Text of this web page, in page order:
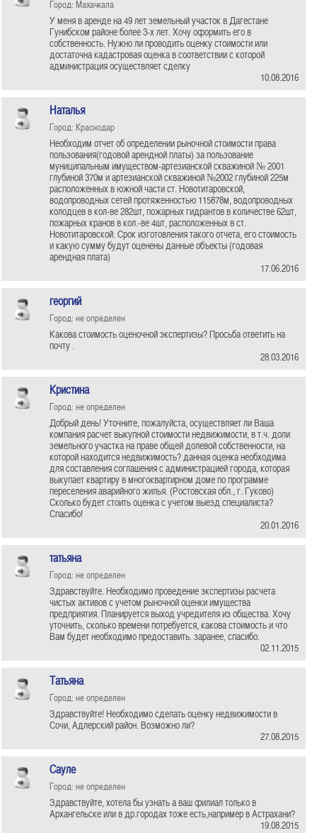
Город: Махачкала
У меня в аренде на 49 лет земельный участок в Дагестане
Гунибском районе более 3-х лет. Хочу оформить его в
собственность. Нужно ли проводить оценку стоимости или
достаточна кадастровая оценка в соответствии с которой
администрация осуществляет сделку
10.08.2016
Наталья
Город: Краснодар
Необходим отчет об определении рыночной стоимости права
пользования(годовой арендной платы) за пользование
муниципальным имуществом-артезианской скважиной № 2001
глубиной 370м и артезианской скважиной №2002 глубиной 225м
расположенных в южной части ст. Новотитаровской,
водопроводных сетей протяженностью 115878м, водопроводных
колодцев в кол-ве 282шт, пожарных гидрантов в количестве 62шт,
пожарных кранов в кол.-ве 4шт, расположенных в ст.
Новотитаровской. Срок изготовления такого отчета, его стоимость
и какую сумму будут оценены данные объекты (годовая
арендная плата)
17.06.2016
георгий
Город: не определен
Какова стоимость оценочной экспертизы? Просьба ответить на
почту .
28.03.2016
Кристина
Город: не определен
Добрый день! Уточните, пожалуйста, осуществляет ли Ваша
компания расчет выкупной стоимости недвижимости, в т.ч. доли
земельного участка на праве общей долевой собственности, на
которой находится недвижимость? данная оценка необходима
для составления соглашения с администрацией города, которая
выкупает квартиру в многоквартирном доме по программе
переселения аварийного жилья. (Ростовская обл., г. Гуково)
Сколько будет стоить оценка с учетом выезд специалиста?
Спасибо!
20.01.2016
татьяна
Город: не определен
Здравствуйте. Необходимо проведение экспертизы расчета
чистых активов с учетом рыноч­ной оценки имущества
предприятия. Планируется выход учредителя из общества. Хочу
уточнить, сколько времени потребуется, какова стоимость и что
Вам будет необходимо предоставить. заранее, спасибо.
02.11.2015
Татьяна
Город: не определен
Здравствуйте! Необходимо сделать оценку недвижимости в
Сочи, Адлерский район. Возможно ли?
27.08.2015
Сауле
Город: не определен
Здравствуйте, хотела бы узнать а ваш филиал только в
Архангельске или в др.городах тоже есть,например в Астрахани?
19.08.2015